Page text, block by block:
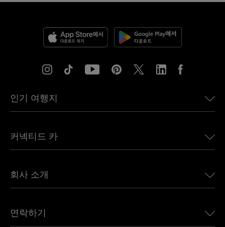
인기 여행지
유럽용 eSIM
캐나다용 eSIM
아프리카용 eSIM
커넥티드 카
Land Rover용 Ubigi
Jeep용 Ubigi
회사 소개
언론에 소개된 Ubigi
연락하기